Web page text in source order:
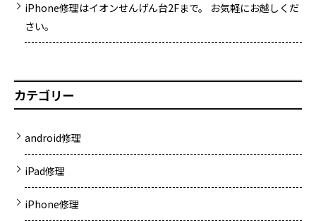
iPhone修理はイオンせんげん台2Fまで。 お気軽にお越しくだ
さい。
カテゴリー
android修理
iPad修理
iPhone修理